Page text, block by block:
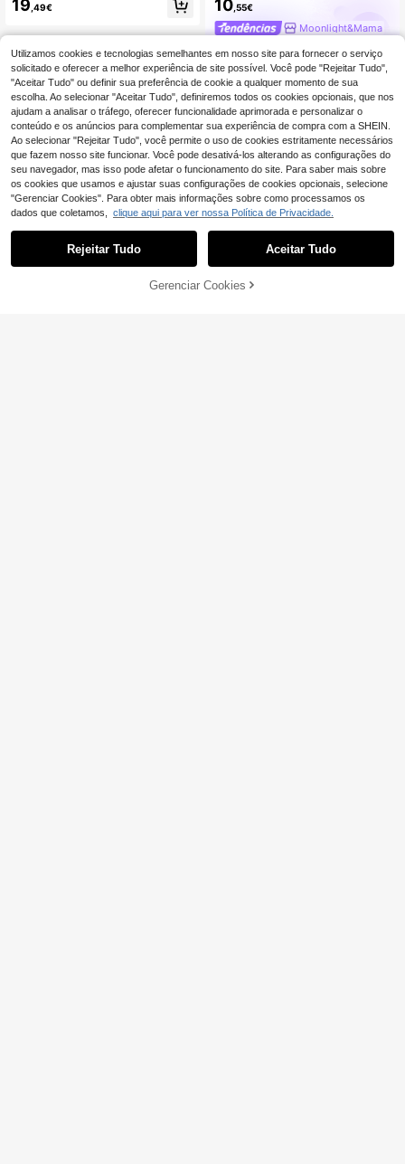
19 ,49€ 10,55€
Moonlight&Mama
ADICIONAR AO CARRINHO
Utilizamos cookies e tecnologias semelhantes em nosso site para fornecer o serviço
solicitado e oferecer a melhor experiência de site possível. Você pode "Rejeitar Tudo",
"Aceitar Tudo" ou definir sua preferência de cookie a qualquer momento de sua
escolha. Ao selecionar "Aceitar Tudo", definiremos todos os cookies opcionais, que nos
ajudam a analisar o tráfego, oferecer funcionalidade aprimorada e personalizar o
conteúdo e os anúncios para complementar sua experiência de compra com a SHEIN.
Ao selecionar "Rejeitar Tudo", você permite o uso de cookies estritamente necessários
que fazem nosso site funcionar. Você pode desativá-los alterando as configurações do
seu navegador, mas isso pode afetar o funcionamento do site. Para saber mais sobre
os cookies que usamos e ajustar suas configurações de cookies opcionais, selecione
"Gerenciar Cookies". Para obter mais informações sobre como processamos os
dados que coletamos, clique aqui para ver nossa Política de Privacidade.
Rejeitar Tudo Aceitar Tudo
Gerenciar Cookies